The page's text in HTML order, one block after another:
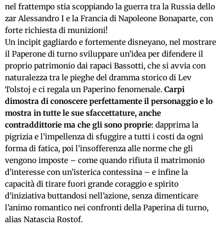
nel frattempo stia scoppiando la guerra tra la Russia dello
zar Alessandro I e la Francia di Napoleone Bonaparte, con
forte richiesta di munizioni!
Un incipit gagliardo e fortemente disneyano, nel mostrare
il Paperone di turno sviluppare un’idea per difendere il
proprio patrimonio dai rapaci Bassotti, che si avvia con
naturalezza tra le pieghe del dramma storico di Lev
Tolstoj e ci regala un Paperino fenomenale. Carpi
dimostra di conoscere perfettamente il personaggio e lo
mostra in tutte le sue sfaccettature, anche
contraddittorie ma che gli sono proprie: dapprima la
pigrizia e l’impellenza di sfuggire a tutti i costi da ogni
forma di fatica, poi l’insofferenza alle norme che gli
vengono imposte – come quando rifiuta il matrimonio
d’interesse con un’isterica contessina – e infine la
capacità di tirare fuori grande coraggio e spirito
d’iniziativa buttandosi nell’azione, senza dimenticare
l’animo romantico nei confronti della Paperina di turno,
alias Natascia Rostof.